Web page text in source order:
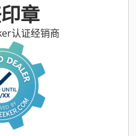
章
认证经销商